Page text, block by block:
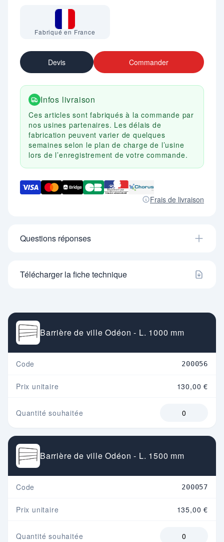
Fabriqué en France
Devis Commander
Infos livraison
Ces articles sont fabriqués à la commande par
nos usines partenaires. Les délais de
fabrication peuvent varier de quelques
semaines selon le plan de charge de l’usine
lors de l’enregistrement de votre commande.
Frais de livraison
Questions réponses
Télécharger la fiche technique
Barrière de ville Odéon - L. 1000 mm
Code 200056
Prix unitaire 130,00 €
Quantité souhaitée
Barrière de ville Odéon - L. 1500 mm
Code 200057
Prix unitaire 135,00 €
Quantité souhaitée